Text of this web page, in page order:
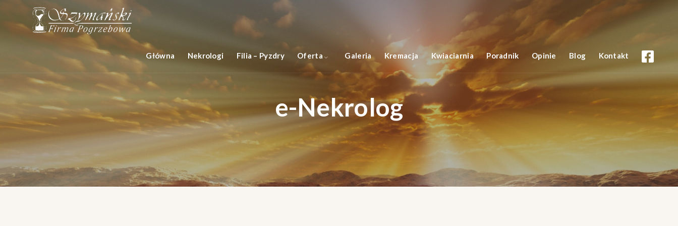
Główna Nekrologi Filia – Pyzdry Oferta Galeria Kremacja Kwiaciarnia Poradnik Opinie Blog Kontakt
e-Nekrolog